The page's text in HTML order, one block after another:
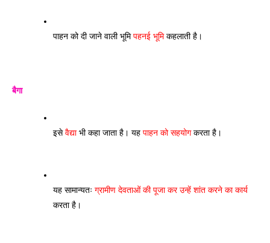
पाहन को दी जाने वाली भूमि पहनई भूमि कहलाती है।
बैगा
इसे वैद्या भी कहा जाता है। यह पाहन को सहयोग करता है।
यह सामान्यतः ग्रामीण देवताओं की पूजा कर उन्हें शांत करने का कार्य
करता है।